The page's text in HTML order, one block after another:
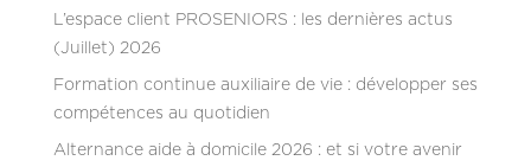
L’espace client PROSENIORS : les dernières actus
(Juillet) 2026
Formation continue auxiliaire de vie : développer ses
compétences au quotidien
Alternance aide à domicile 2026 : et si votre avenir